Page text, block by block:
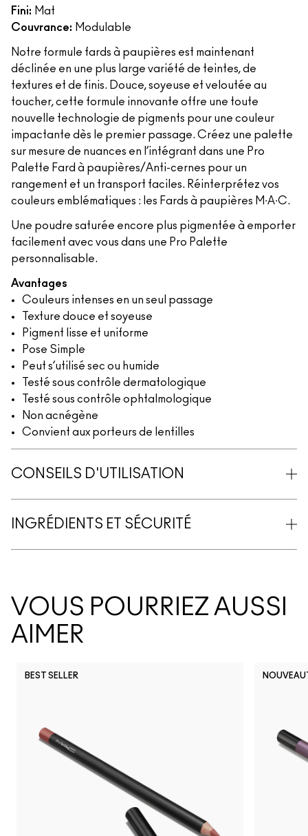
Fini: Mat
Couvrance: Modulable
Notre formule fards à paupières est maintenant
déclinée en une plus large variété de teintes, de
textures et de finis. Douce, soyeuse et veloutée au
toucher, cette formule innovante offre une toute
nouvelle technologie de pigments pour une couleur
impactante dès le premier passage. Créez une palette
sur mesure de nuances en l’intégrant dans une Pro
Palette Fard à paupières/Anti-cernes pour un
rangement et un transport faciles. Réinterprétez vos
couleurs emblématiques : les Fards à paupières M∙A∙C.
Une poudre saturée encore plus pigmentée à emporter
facilement avec vous dans une Pro Palette
personnalisable.
Avantages
Couleurs intenses en un seul passage
Texture douce et soyeuse
Pigment lisse et uniforme
Pose Simple
Peut s’utilisé sec ou humide
Testé sous contrôle dermatologique
Testé sous contrôle ophtalmologique
Non acnégène
Convient aux porteurs de lentilles
CONSEILS D'UTILISATION
INGRÉDIENTS ET SÉCURITÉ
VOUS POURRIEZ AUSSI
AIMER
BEST SELLER